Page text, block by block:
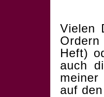
Vielen
Heft)
auch
auf den